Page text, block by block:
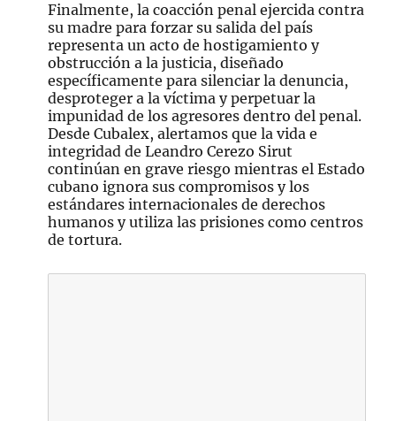
Finalmente, la coacción penal ejercida contra
su madre para forzar su salida del país
representa un acto de hostigamiento y
obstrucción a la justicia, diseñado
específicamente para silenciar la denuncia,
desproteger a la víctima y perpetuar la
impunidad de los agresores dentro del penal.
Desde Cubalex, alertamos que la vida e
integridad de Leandro Cerezo Sirut
continúan en grave riesgo mientras el Estado
cubano ignora sus compromisos y los
estándares internacionales de derechos
humanos y utiliza las prisiones como centros
de tortura.